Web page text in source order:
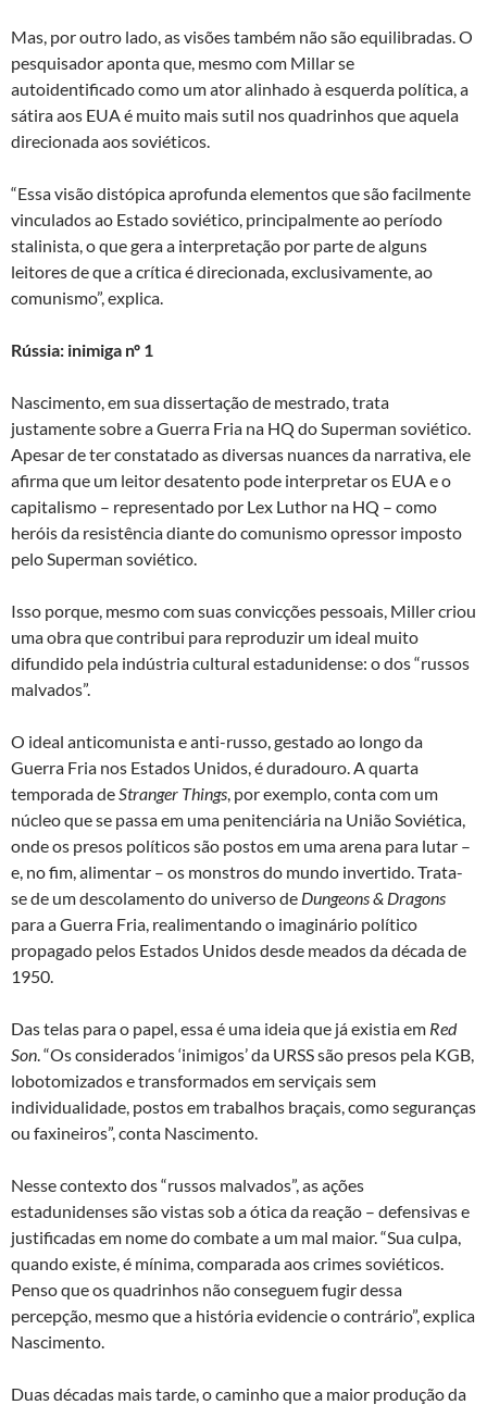
Mas, por outro lado, as visões também não são equilibradas. O
pesquisador aponta que, mesmo com Millar se
autoidentificado como um ator alinhado à esquerda política, a
sátira aos EUA é muito mais sutil nos quadrinhos que aquela
direcionada aos soviéticos.
“Essa visão distópica aprofunda elementos que são facilmente
vinculados ao Estado soviético, principalmente ao período
stalinista, o que gera a interpretação por parte de alguns
leitores de que a crítica é direcionada, exclusivamente, ao
comunismo”, explica.
Rússia: inimiga nº 1
Nascimento, em sua dissertação de mestrado, trata
justamente sobre a Guerra Fria na HQ do Superman soviético.
Apesar de ter constatado as diversas nuances da narrativa, ele
afirma que um leitor desatento pode interpretar os EUA e o
capitalismo – representado por Lex Luthor na HQ – como
heróis da resistência diante do comunismo opressor imposto
pelo Superman soviético.
Isso porque, mesmo com suas convicções pessoais, Miller criou
uma obra que contribui para reproduzir um ideal muito
difundido pela indústria cultural estadunidense: o dos “russos
malvados”.
O ideal anticomunista e anti-russo, gestado ao longo da
Guerra Fria nos Estados Unidos, é duradouro. A quarta
temporada deStranger Things, por exemplo, conta com um
núcleo que se passa em uma penitenciária na União Soviética,
onde os presos políticos são postos em uma arena para lutar –
e, no fim, alimentar – os monstros do mundo invertido. Trata-
se de um descolamento do universo de Dungeons & Dragons
para a Guerra Fria, realimentando o imaginário político
propagado pelos Estados Unidos desde meados da década de
1950.
Das telas para o papel, essa é uma ideia que já existia em Red
Son. “Os considerados ‘inimigos’ da URSS são presos pela KGB,
lobotomizados e transformados em serviçais sem
individualidade, postos em trabalhos braçais, como seguranças
ou faxineiros”, conta Nascimento.
Nesse contexto dos “russos malvados”, as ações
estadunidenses são vistas sob a ótica da reação – defensivas e
justificadas em nome do combate a um mal maior. “Sua culpa,
quando existe, é mínima, comparada aos crimes soviéticos.
Penso que os quadrinhos não conseguem fugir dessa
percepção, mesmo que a história evidencie o contrário”, explica
Nascimento.
Duas décadas mais tarde, o caminho que a maior produção da